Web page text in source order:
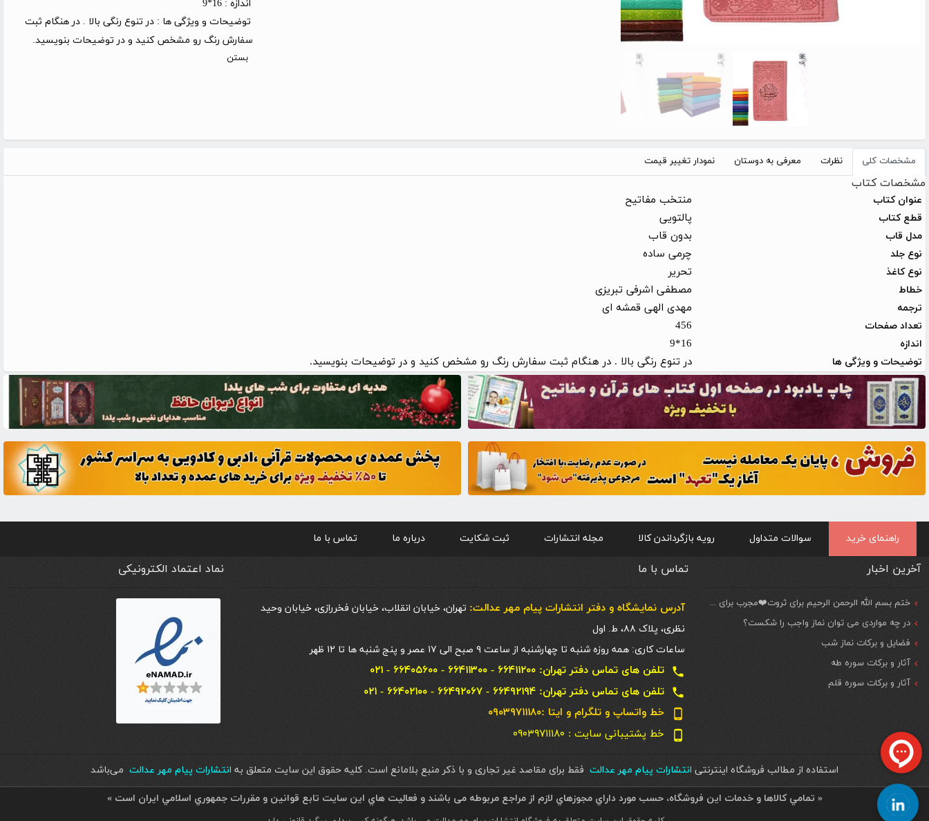
اندازه :16*9
توضیحات و ویژگی ها :در تنوع رنگی بالا . در هنگام ثبت
سفارش رنگ رو مشخص کنید و در توضیحات بنویسید.
بستن
مشخصات کلی نظرات معرفی به دوستان نمودار تغییر قیمت
مشخصات کتاب
عنوان کتاب منتخب مفاتیح
قطع کتاب پالتویی
مدل قاب بدون قاب
نوع جلد چرمی ساده
نوع کاغذ تحریر
خطاط مصطفی اشرفی تبریزی
ترجمه مهدی الهی قمشه ای
تعداد صفحات 456
اندازه 16*9
توضیحات و ویژگی ها در تنوع رنگی بالا . در هنگام ثبت سفارش رنگ رو مشخص کنید و در توضیحات بنویسید.
راهنمای خرید سوالات متداول رویه بازگرداندن کالا مجله انتشارات ثبت شکایت درباره ما تماس با ما
آخرین اخبار
ختم بسم الله الرحمن الرحیم برای ثروت❤️مجرب برای حاجات مهم و فوری
در چه مواردی می توان نماز واجب را شکست؟
فضایل و برکات نماز شب
آثار و برکات سوره طه
آثار و برکات سوره قلم
تماس با ما
آدرس نمایشگاه و دفتر انتشارات پيام مهر عدالت: تهران، خیابان انقلاب، خیابان فخررازی، خیابان وحید
نظری، پلاک ۸۸، ط. اول
ساعات کاری: همه روزه شنبه تا چهارشنبه از ساعت ۹ صبح الی ۱۷ عصر و پنج شنبه ها تا ۱۲ ظهر
local_phone تلفن های تماس دفتر تهران: ۶۶۴۱۱۲۰۰ - ۶۶۴۱۱۳۰۰ - ۶۶۴۰۵۶۰۰ - ۰۲۱
local_phone تلفن های تماس دفتر تهران: ۶۶۴۹۲۱۹۴ - ۶۶۴۹۲۰۶۷ - ۶۶۴۰۲۱۰۰ - ۰۲۱
phone_android خط واتساپ و تلگرام و ایتا :۰۹۰۳۹۷۱۱۱۸۰
phone_android خط پشتیبانی سایت : ۰۹۰۳۹۷۱۱۱۸۰
نماد اعتماد الکترونیکی
استفاده از مطالب فروشگاه اینترنتی انتشارات پیام مهر عدالت فقط برای مقاصد غیر تجاری و با ذکر منبع بلامانع است. کليه حقوق اين سايت متعلق به انتشارات پیام مهر عدالت می‌باشد
« تمامي كالاها و خدمات اين فروشگاه، حسب مورد داراي مجوزهاي لازم از مراجع مربوطه می باشند و فعاليت هاي اين سايت تابع قوانين و مقررات جمهوري اسلامي ايران است »